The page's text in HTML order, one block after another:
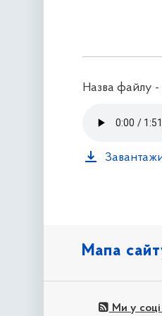
Назва файлу -
Мапа
Ми у